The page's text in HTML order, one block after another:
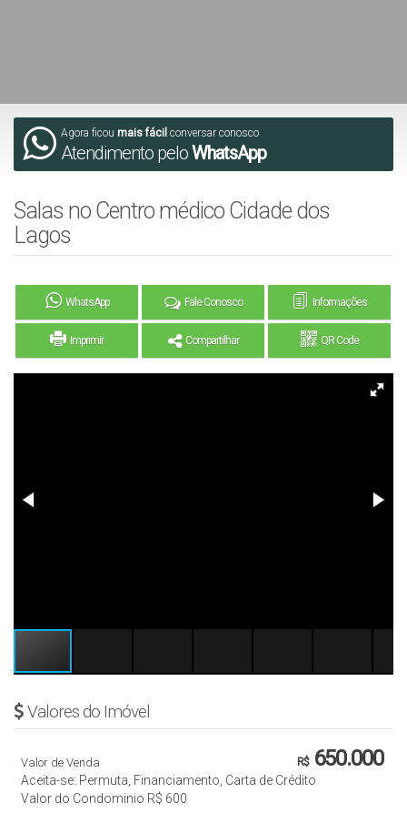
Agora ficou mais fácil conversar conosco
Atendimento peloWhatsApp
Salas no Centro médico Cidade dos
Lagos
WhatsApp Fale Conosco Informações
Imprimir Compartilhar QR Code
Valores do Imóvel
R$650.000
Valor de Venda
Aceita-se: Permuta, Financiamento, Carta de Crédito
Valor do Condominio R$ 600